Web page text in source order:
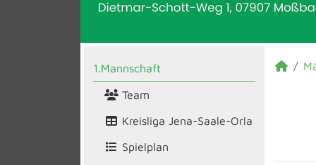
1.Mannschaft
Team
Kreisliga Jena-Saale-Orla
Spielplan